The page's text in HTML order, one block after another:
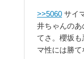
>>5060 サイ
井ちゃんの
てさ。櫻坂
マ性には勝て